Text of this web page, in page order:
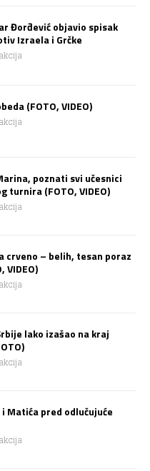
Đorđević objavio spisak
Izraela i Grčke
(FOTO, VIDEO)
poznati svi učesnici
turnira (FOTO, VIDEO)
crveno – belih, tesan poraz
VIDEO)
lako izašao na kraj
Matića pred odlučujuće